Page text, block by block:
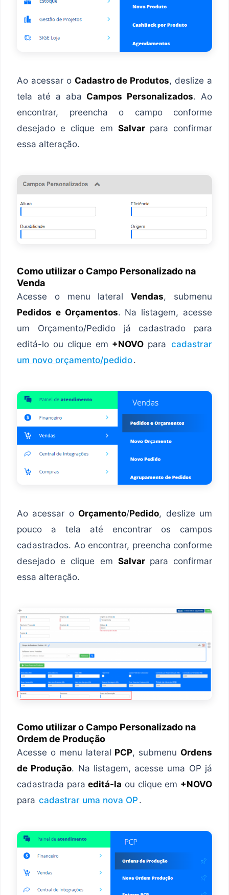
Ao acessar o Cadastro de Produtos, deslize a
tela até a abaCampos Personalizados. Ao
encontrar, preencha o campo conforme
desejado e clique em Salvar para confirmar
essa alteração.
Como utilizar o Campo Personalizado na
Venda
Acesse o menu lateralVendas, submenu
Pedidos e Orçamentos. Na listagem, acesse
um Orçamento/Pedido já cadastrado para
editá-lo ou clique em +NOVO para cadastrar
um novo orçamento/pedido.
Ao acessar oOrçamento/Pedido, deslize um
pouco a tela até encontrar os campos
cadastrados. Ao encontrar, preencha conforme
desejado e clique em Salvar para confirmar
essa alteração.
Como utilizar o Campo Personalizado na
Ordem de Produção
Acesse o menu lateral PCP, submenuOrdens
de Produção. Na listagem, acesse uma OP já
cadastrada paraeditá-la ou clique em +NOVO
para cadastrar uma nova OP .